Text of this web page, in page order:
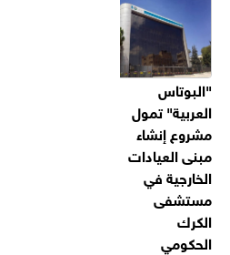
"البوتاس
العربية" تمول
مشروع إنشاء
مبنى العيادات
الخارجية في
مستشفى
الكرك
الحكومي